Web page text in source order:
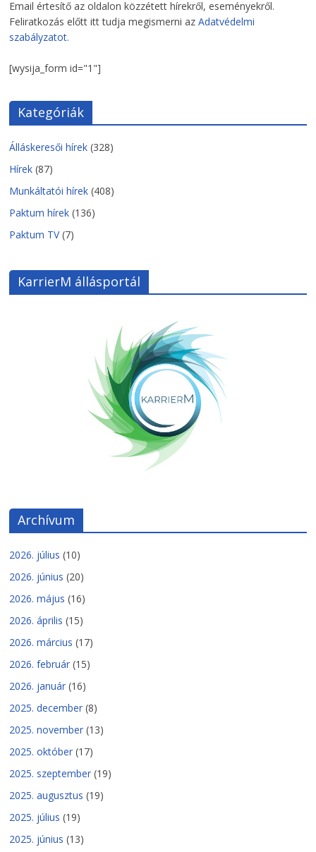
Email értesítő az oldalon közzétett hírekről, eseményekről.
Feliratkozás előtt itt tudja megismerni azAdatvédelmi
szabályzatot.
[wysija_form id="1"]
Kategóriák
Álláskeresői hírek (328)
Hírek (87)
Munkáltatói hírek (408)
Paktum hírek (136)
Paktum TV(7)
KarrierM állásportál
Archívum
2026. július (10)
2026. június (20)
2026. május (16)
2026. április (15)
2026. március (17)
2026. február (15)
2026. január (16)
2025. december (8)
2025. november (13)
2025. október (17)
2025. szeptember (19)
2025. augusztus (19)
2025. július (19)
2025. június (13)